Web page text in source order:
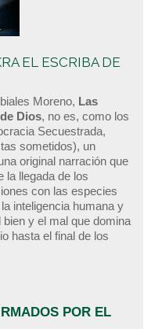
EL ESCRIBA DE
Moreno, Las
Dios, no es, como los
Secuestrada,
sometidos), un
original narración que
la llegada de los
con las especies
inteligencia humana y
y el mal que domina
hasta el final de los
POR EL